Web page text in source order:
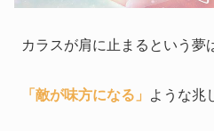
カラスが肩に止まるという夢
「敵が味方になる」 ような兆